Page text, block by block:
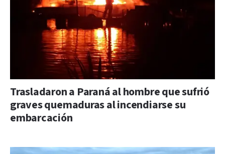
Trasladaron a Paraná al hombre que sufrió
graves quemaduras al incendiarse su
embarcación